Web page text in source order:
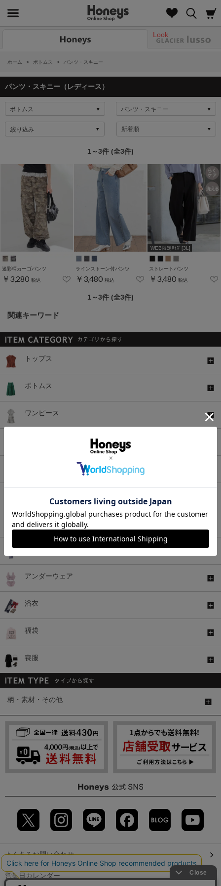
Look
ホーム > ボトムス > パンツ・スキニー
パンツ・スキニー（レディース）
絞り込み
1～3件 (全3件)
迷彩柄カーゴパンツ
￥3,280 税込
ラインストーン付パンツ
￥3,480 税込
WEB限定ｻｲｽﾞ[3L]
ストレートパンツ
￥3,480 税込
1～3件 (全3件)
関連キーワード
トップス
ボトムス
ワンピース
シューズ
ファッショングッズ
アンダーウェア
浴衣
福袋
喪服
柄・素材・その他
よくあるお問い合わせ
営業日カレンダー